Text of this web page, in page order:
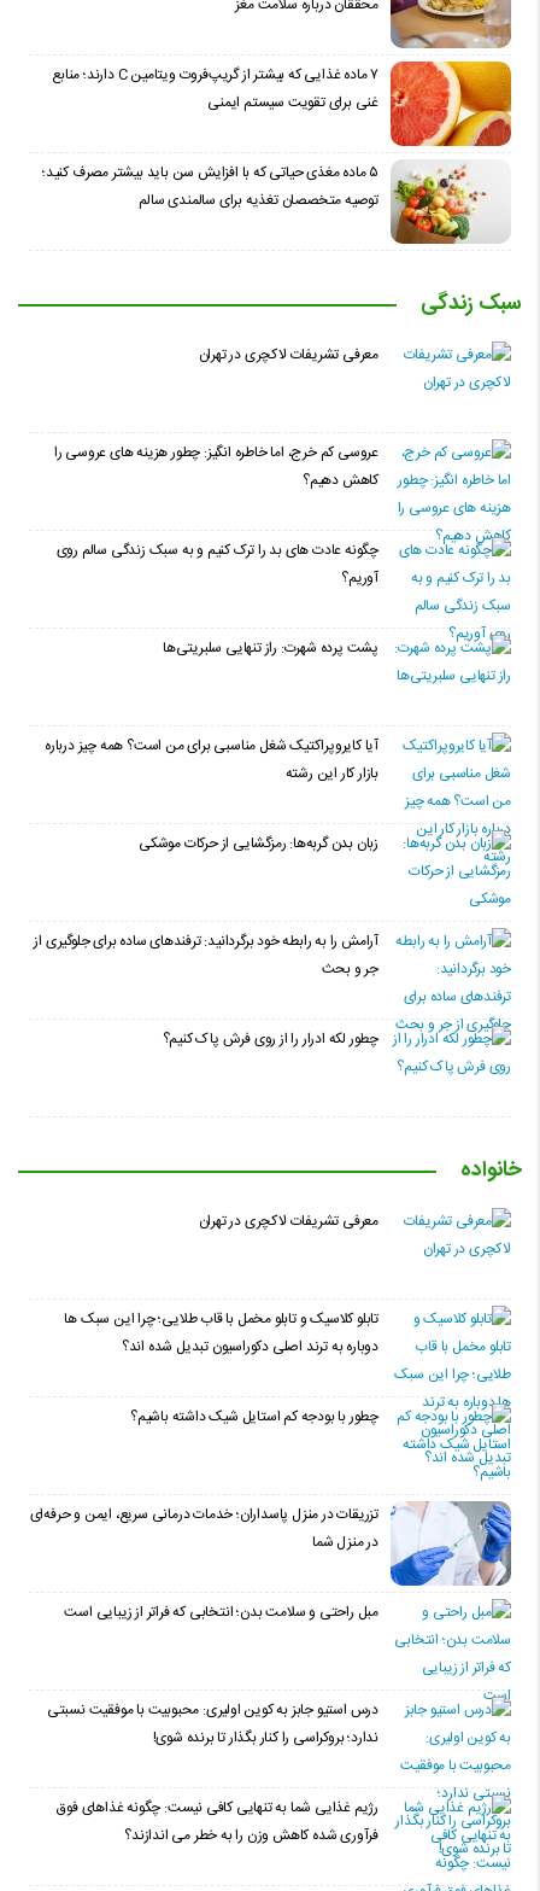
۷ ماده غذایی که بیشتر از گریپ‌فروت ویتامین C دارند؛ منابع
غنی برای تقویت سیستم ایمنی
۵ ماده مغذی حیاتی که با افزایش سن باید بیشتر مصرف کنید؛
توصیه متخصصان تغذیه برای سالمندی سالم
سبک زندگی
معرفی تشریفات لاکچری در تهران
عروسی کم خرج، اما خاطره انگیز: چطور هزینه های عروسی را
کاهش دهیم؟
چگونه عادت‌ های بد را ترک کنیم و به سبک زندگی سالم روی
آوریم؟
پشت پرده شهرت: راز تنهایی سلبریتی‌ها
آیا کایروپراکتیک شغل مناسبی برای من است؟ همه چیز درباره
بازار کار این رشته
زبان بدن گربه‌ها: رمزگشایی از حرکات موشکی
آرامش را به رابطه خود برگردانید: ترفندهای ساده برای جلوگیری از
جر و بحث
چطور لکه ادرار را از روی فرش پاک کنیم؟
خانواده
معرفی تشریفات لاکچری در تهران
تابلو کلاسیک و تابلو مخمل با قاب طلایی؛ چرا این سبک ها
دوباره به ترند اصلی دکوراسیون تبدیل شده اند؟
چطور با بودجه کم استایل شیک داشته باشیم؟
تزریقات در منزل پاسداران؛ خدمات درمانی سریع، ایمن و حرفه‌ای
در منزل شما
مبل راحتی و سلامت بدن؛ انتخابی که فراتر از زیبایی است
درس استیو جابز به کوین اولیری: محبوبیت با موفقیت نسبتی
ندارد؛ بروکراسی را کنار بگذار تا برنده شوی!
رژیم غذایی شما به تنهایی کافی نیست: چگونه غذاهای فوق
فرآوری شده کاهش وزن را به خطر می اندازند؟